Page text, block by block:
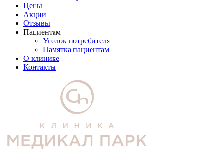
Цены
Акции
Отзывы
Пациентам
Уголок потребителя
Памятка пациентам
О клинике
Контакты